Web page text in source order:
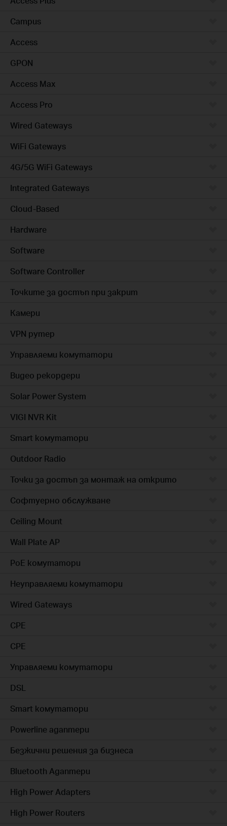
Campus
Access
GPON
Access Max
Access Pro
Wired Gateways
WiFi Gateways
4G/5G WiFi Gateways
Integrated Gateways
Cloud-Based
Hardware
Software
Software Controller
Точките за достъп при закрит
Камери
VPN рутер
Управляеми комутатори
Видео рекордери
Solar Power System
VIGI NVR Kit
Smart комутатори
Outdoor Radio
Точки за достъп за монтаж на открито
Софтуерно обслужване
Ceiling Mount
Wall Plate AP
PoE комутатори
Неуправляеми комутатори
Wired Gateways
CPE
CPE
Управляеми комутатори
DSL
Smart комутатори
Powerline адаптери
Безжични решения за бизнеса
Bluetooth Адаптери
High Power Adapters
High Power Routers